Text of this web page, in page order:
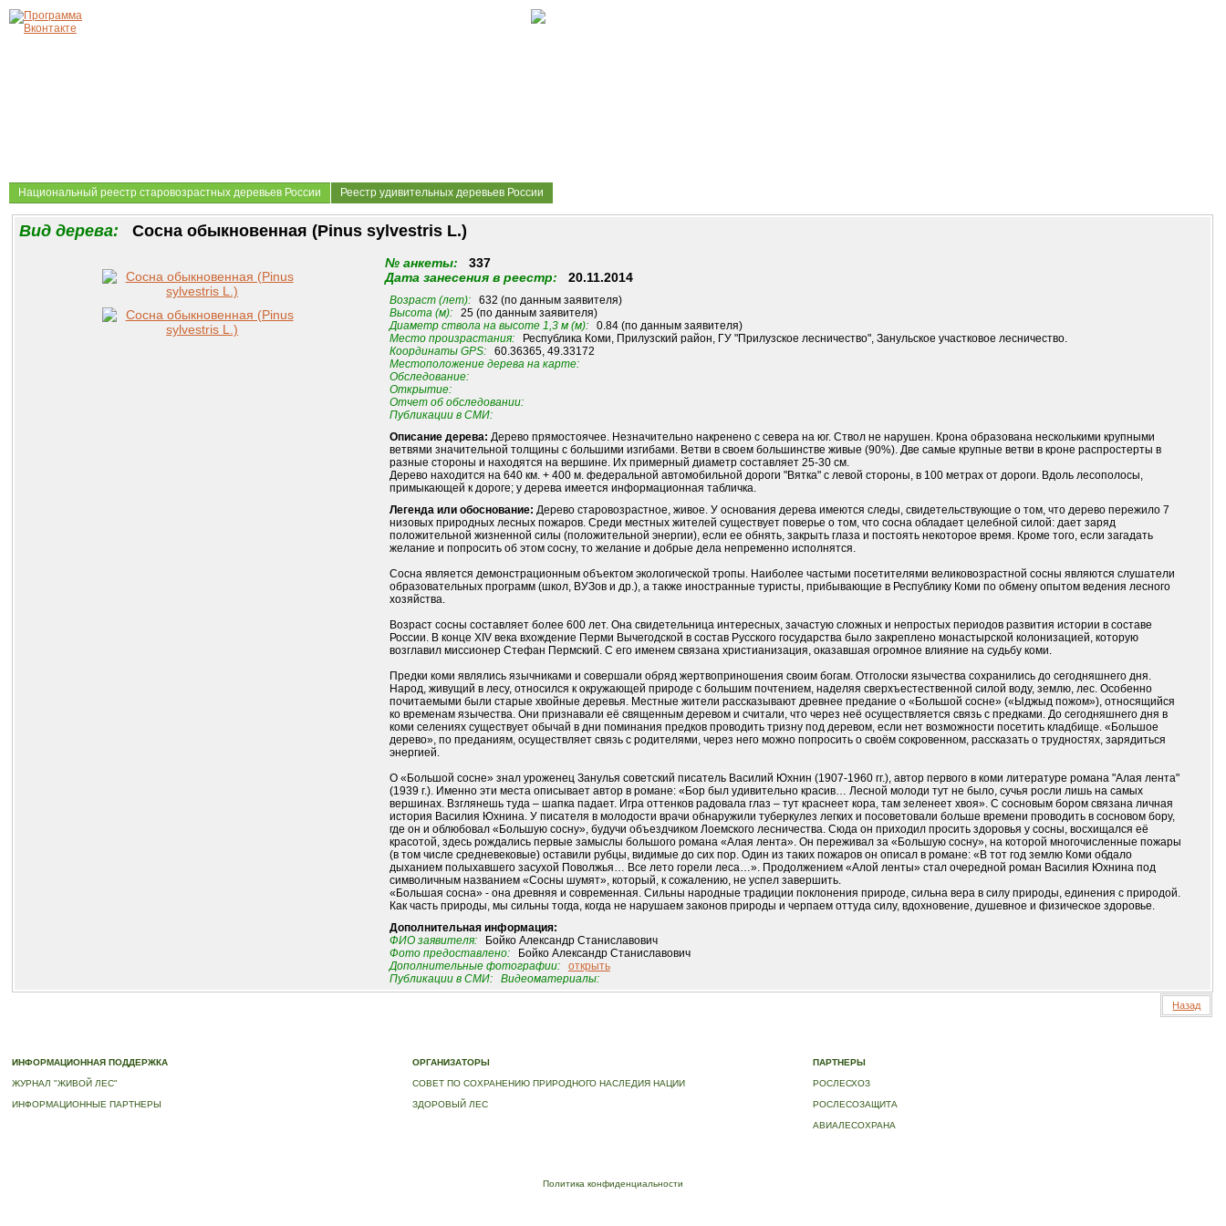
Национальный реестр старовозрастных деревьев России Реестр удивительных деревьев России
Вид дерева: Сосна обыкновенная (Pinus sylvestris L.)
№ анкеты: 337
Дата занесения в реестр: 20.11.2014
Возраст (лет):632 (по данным заявителя)
Высота (м):25 (по данным заявителя)
Диаметр ствола на высоте 1,3 м (м):0.84 (по данным заявителя)
Место произрастания:Республика Коми, Прилузский район, ГУ "Прилузское лесничество", Занульское участковое лесничество.
Координаты GPS:60.36365, 49.33172
Местоположение дерева на карте:
Обследование:
Открытие:
Отчет об обследовании:
Публикации в СМИ:
Описание дерева: Дерево прямостоячее. Незначительно накренено с севера на юг. Ствол не нарушен. Крона образована несколькими крупными
ветвями значительной толщины с большими изгибами. Ветви в своем большинстве живые (90%). Две самые крупные ветви в кроне распростерты в
разные стороны и находятся на вершине. Их примерный диаметр составляет 25-30 см.
Дерево находится на 640 км. + 400 м. федеральной автомобильной дороги "Вятка" с левой стороны, в 100 метрах от дороги. Вдоль лесополосы,
примыкающей к дороге; у дерева имеется информационная табличка.
Легенда или обоснование: Дерево старовозрастное, живое. У основания дерева имеются следы, свидетельствующие о том, что дерево пережило 7
низовых природных лесных пожаров. Среди местных жителей существует поверье о том, что сосна обладает целебной силой: дает заряд
положительной жизненной силы (положительной энергии), если ее обнять, закрыть глаза и постоять некоторое время. Кроме того, если загадать
желание и попросить об этом сосну, то желание и добрые дела непременно исполнятся.
Сосна является демонстрационным объектом экологической тропы. Наиболее частыми посетителями великовозрастной сосны являются слушатели
образовательных программ (школ, ВУЗов и др.), а также иностранные туристы, прибывающие в Республику Коми по обмену опытом ведения лесного
хозяйства.
Возраст сосны составляет более 600 лет. Она свидетельница интересных, зачастую сложных и непростых периодов развития истории в составе
России. В конце XIV века вхождение Перми Вычегодской в состав Русского государства было закреплено монастырской колонизацией, которую
возглавил миссионер Стефан Пермский. С его именем связана христианизация, оказавшая огромное влияние на судьбу коми.
Предки коми являлись язычниками и совершали обряд жертвоприношения своим богам. Отголоски язычества сохранились до сегодняшнего дня.
Народ, живущий в лесу, относился к окружающей природе с большим почтением, наделяя сверхъестественной силой воду, землю, лес. Особенно
почитаемыми были старые хвойные деревья. Местные жители рассказывают древнее предание о «Большой сосне» («Ыджыд пожом»), относящийся
ко временам язычества. Они признавали её священным деревом и считали, что через неё осуществляется связь с предками. До сегодняшнего дня в
коми селениях существует обычай в дни поминания предков проводить тризну под деревом, если нет возможности посетить кладбище. «Большое
дерево», по преданиям, осуществляет связь с родителями, через него можно попросить о своём сокровенном, рассказать о трудностях, зарядиться
энергией.
О «Большой сосне» знал уроженец Занулья советский писатель Василий Юхнин (1907-1960 гг.), автор первого в коми литературе романа "Алая лента"
(1939 г.). Именно эти места описывает автор в романе: «Бор был удивительно красив… Лесной молоди тут не было, сучья росли лишь на самых
вершинах. Взглянешь туда – шапка падает. Игра оттенков радовала глаз – тут краснеет кора, там зеленеет хвоя». С сосновым бором связана личная
история Василия Юхнина. У писателя в молодости врачи обнаружили туберкулез легких и посоветовали больше времени проводить в сосновом бору,
где он и облюбовал «Большую сосну», будучи объездчиком Лоемского лесничества. Сюда он приходил просить здоровья у сосны, восхищался её
красотой, здесь рождались первые замыслы большого романа «Алая лента». Он переживал за «Большую сосну», на которой многочисленные пожары
(в том числе средневековые) оставили рубцы, видимые до сих пор. Один из таких пожаров он описал в романе: «В тот год землю Коми обдало
дыханием полыхавшего засухой Поволжья… Все лето горели леса…». Продолжением «Алой ленты» стал очередной роман Василия Юхнина под
символичным названием «Сосны шумят», который, к сожалению, не успел завершить.
«Большая сосна» - она древняя и современная. Сильны народные традиции поклонения природе, сильна вера в силу природы, единения с природой.
Как часть природы, мы сильны тогда, когда не нарушаем законов природы и черпаем оттуда силу, вдохновение, душевное и физическое здоровье.
Дополнительная информация:
ФИО заявителя:Бойко Александр Станиславович
Фото предоставлено:Бойко Александр Станиславович
Дополнительные фотографии:
открыть
Публикации в СМИ:
Видеоматериалы:
Назад
ИНФОРМАЦИОННАЯ ПОДДЕРЖКА
ЖУРНАЛ "ЖИВОЙ ЛЕС"
ИНФОРМАЦИОННЫЕ ПАРТНЕРЫ
ОРГАНИЗАТОРЫ
СОВЕТ ПО СОХРАНЕНИЮ ПРИРОДНОГО НАСЛЕДИЯ НАЦИИ
ЗДОРОВЫЙ ЛЕС
ПАРТНЕРЫ
РОСЛЕСХОЗ
РОСЛЕСОЗАЩИТА
АВИАЛЕСОХРАНА
Политика конфиденциальности